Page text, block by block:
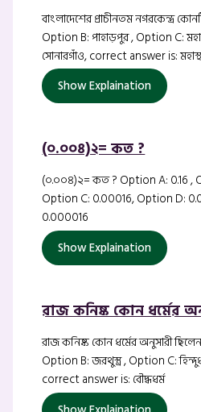
বাংলাদেশের প্রাচীনতম নগরকেন্দ্র
Option B: পাহাড়পুর , Option C:
সোনারগাঁও, correct answer is:
Show Explaination
(০.০০৪)২= কত ?
(০.০০৪)২= কত ? Option A: 0.16 ,
Option C: 0.00016, Option D:
0.000016
Show Explaination
রাজ কনিষ্ক কোন ধর্মের
রাজ কনিষ্ক কোন ধর্মের অনুসারী
Option B: জরথুস্ত্র , Option C:
correct answer is: বৌদ্ধধর্ম